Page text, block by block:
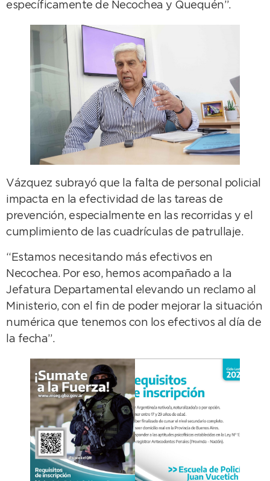
específicamente de Necochea y Quequén”.
Vázquez subrayó que la falta de personal policial
impacta en la efectividad de las tareas de
prevención, especialmente en las recorridas y el
cumplimiento de las cuadrículas de patrullaje.
“Estamos necesitando más efectivos en
Necochea. Por eso, hemos acompañado a la
Jefatura Departamental elevando un reclamo al
Ministerio, con el fin de poder mejorar la situación
numérica que tenemos con los efectivos al día de
la fecha”.